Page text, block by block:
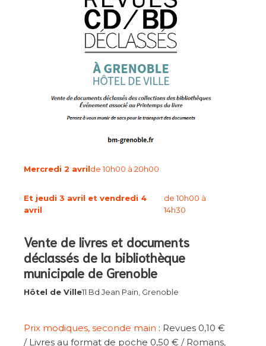
Mercredi 2 avrilde 10h00 à 20h00
Et jeudi 3 avril et vendredi 4
avril
de 10h00 à
14h30
Vente de livres et documents
déclassés de la bibliothèque
municipale de Grenoble
Hôtel de Ville11 Bd Jean Pain, Grenoble
Prix modiques, seconde main : Revues 0,10 €
/ Livres au format de poche 0,50 € / Romans,